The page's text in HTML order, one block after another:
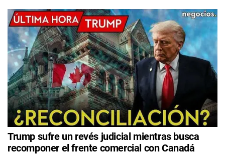
Trump sufre un revés judicial mientras busca
recomponer el frente comercial con Canadá